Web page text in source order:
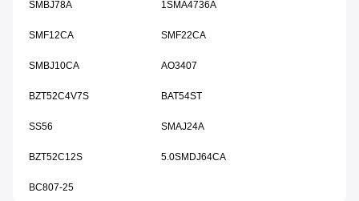
SMBJ78A 1SMA4736A
SMF12CA SMF22CA
SMBJ10CA AO3407
BZT52C4V7S BAT54ST
SS56 SMAJ24A
BZT52C12S 5.0SMDJ64CA
BC807-25